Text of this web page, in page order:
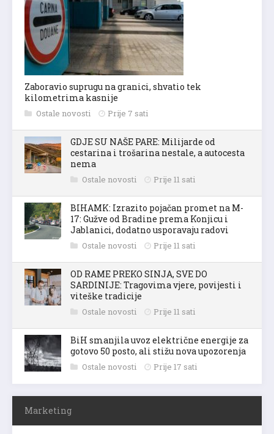
Zaboravio suprugu na granici, shvatio tek
kilometrima kasnije
Ostale novosti Prije 7 sati
GDJE SU NAŠE PARE: Milijarde od
cestarina i trošarina nestale, a autocesta
nema
Ostale novosti Prije 11 sati
BIHAMK: Izrazito pojačan promet na M-
17: Gužve od Bradine prema Konjicu i
Jablanici, dodatno usporavaju radovi
Ostale novosti Prije 11 sati
OD RAME PREKO SINJA, SVE DO
SARDINIJE: Tragovima vjere, povijesti i
viteške tradicije
Ostale novosti Prije 11 sati
BiH smanjila uvoz električne energije za
gotovo 50 posto, ali stižu nova upozorenja
Ostale novosti Prije 17 sati
Marketing